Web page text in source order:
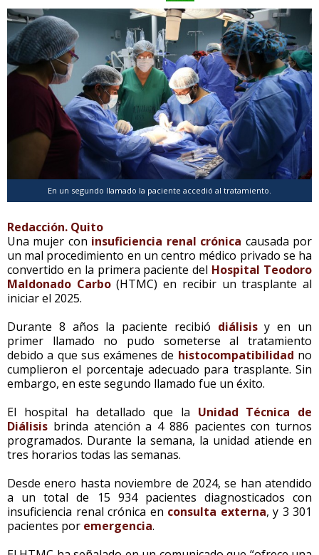
En un segundo llamado la paciente accedió al tratamiento.
Redacción. Quito
Una mujer con insuficiencia renal crónica causada por
un mal procedimiento en un centro médico privado se ha
convertido en la primera paciente del Hospital Teodoro
Maldonado Carbo(HTMC) en recibir un trasplante al
iniciar el 2025.
Durante 8 años la paciente recibió diálisisy en un
primer llamado no pudo someterse al tratamiento
debido a que sus exámenes de histocompatibilidad no
cumplieron el porcentaje adecuado para trasplante. Sin
embargo, en este segundo llamado fue un éxito.
El hospital ha detallado que la Unidad Técnica de
Diálisis brinda atención a 4 886 pacientes con turnos
programados. Durante la semana, la unidad atiende en
tres horarios todas las semanas.
Desde enero hasta noviembre de 2024, se han atendido
a un total de 15 934 pacientes diagnosticados con
insuficiencia renal crónica en consulta externa, y 3 301
pacientes por emergencia.